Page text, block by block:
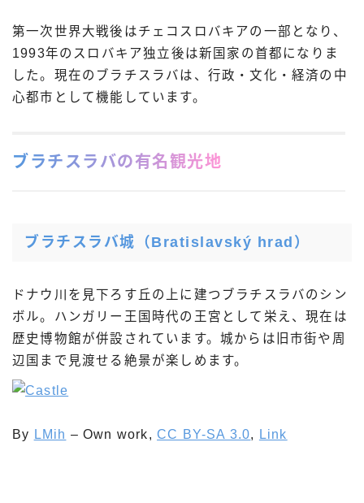
第一次世界大戦後はチェコスロバキアの一部となり、
1993年のスロバキア独立後は新国家の首都になりま
した。現在のブラチスラバは、行政・文化・経済の中
心都市として機能しています。
ブラチスラバの有名観光地
ブラチスラバ城（Bratislavský hrad）
ドナウ川を見下ろす丘の上に建つブラチスラバのシン
ボル。ハンガリー王国時代の王宮として栄え、現在は
歴史博物館が併設されています。城からは旧市街や周
辺国まで見渡せる絶景が楽しめます。
By LMih –Own work,CC BY-SA 3.0, Link